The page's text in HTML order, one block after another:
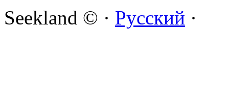
Seekland © · Русский ·